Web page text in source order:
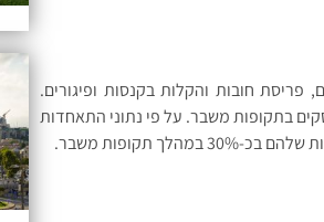
פריסת חובות והקלות בקנסות ופיגורים.
בתקופות משבר. על פי נתוני התאחדות
תקופות משבר.